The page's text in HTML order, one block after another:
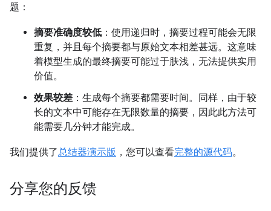
题：
摘要准确度较低 ：使用递归时，摘要过程可能会无限
重复，并且每个摘要都与原始文本相差甚远。这意味
着模型生成的最终摘要可能过于肤浅，无法提供实用
价值。
效果较差 ：生成每个摘要都需要时间。同样，由于较
长的文本中可能存在无限数量的摘要，因此此方法可
能需要几分钟才能完成。
我们提供了总结器演示版 ，您可以查看完整的源代码。
分享您的反馈